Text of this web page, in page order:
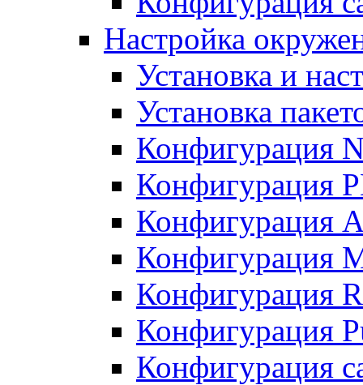
Настройка
Установка и
Установка
Конфигурация
Конфигурация
Конфигурация
Конфигурация
Конфигурация
Конфигурация
Конфигурация